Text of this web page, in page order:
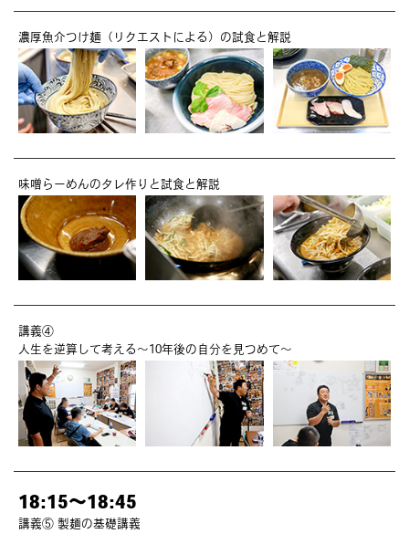
濃厚魚介つけ麺（リクエストによる）の試食と解説
味噌らーめんのタレ作りと試食と解説
講義④
人生を逆算して考える〜10年後の自分を見つめて〜
18:15～18:45
講義⑤ 製麺の基礎講義